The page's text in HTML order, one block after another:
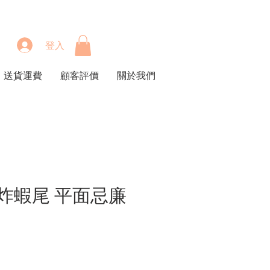
登入
送貨運費 顧客評價 關於我們
蝦尾 平面忌廉